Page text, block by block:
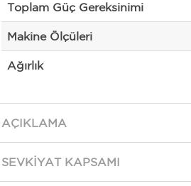
Toplam Güç Gereksinimi
Makine Ölçüleri
Ağırlık
AÇIKLAMA
SEVKIYAT KAPSAMI